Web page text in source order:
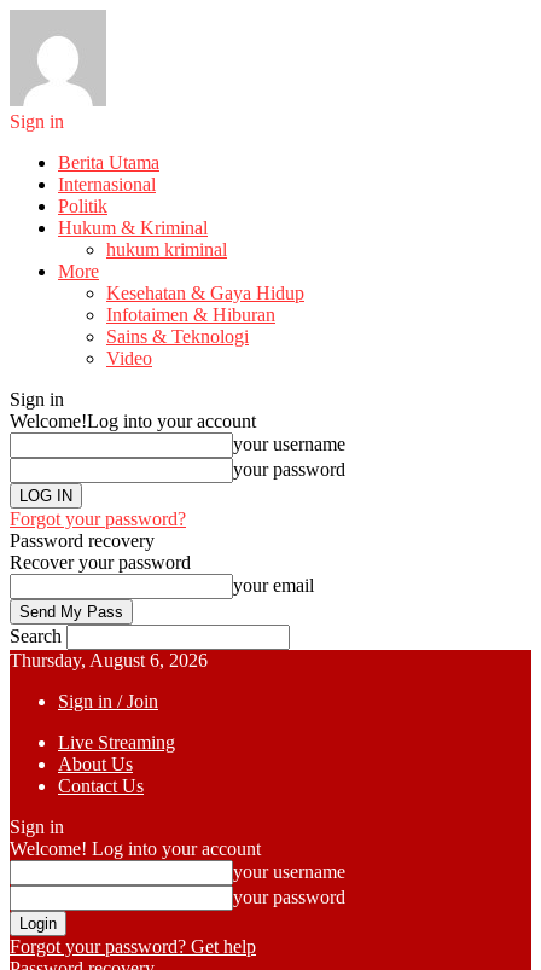
Sign in
Berita Utama
Internasional
Politik
Hukum & Kriminal
hukum kriminal
More
Kesehatan & Gaya Hidup
Infotaimen & Hiburan
Sains & Teknologi
Video
Sign in
Welcome!Log into your account
your username
your password
Forgot your password?
Password recovery
Recover your password
your email
Search
Thursday, August 6, 2026
Sign in / Join
Live Streaming
About Us
Contact Us
Sign in
Welcome! Log into your account
your username
your password
Forgot your password? Get help